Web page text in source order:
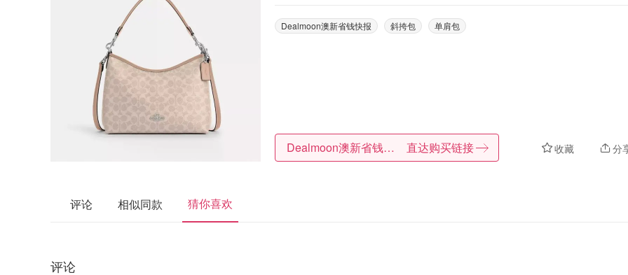
Dealmoon澳新省钱快报 斜挎包 单肩包
收藏 分
Dealmoon澳新省钱快报 直达购买链接
评论 相似同款 猜你喜欢
评论